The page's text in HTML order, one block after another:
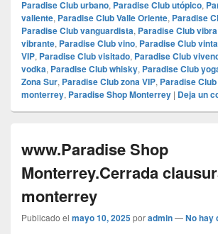
Paradise Club urbano, Paradise Club utópico,
valiente, Paradise Club Valle Oriente, Paradise
Paradise Club vanguardista, Paradise Club vibra
vibrante, Paradise Club vino, Paradise Club
VIP, Paradise Club visitado, Paradise Club
vodka, Paradise Club whisky, Paradise Club
Zona Sur, Paradise Club zona VIP, Paradise
monterrey, Paradise Shop Monterrey | Deja un
www.Paradise Shop
Monterrey.Cerrada
monterrey
Publicado el mayo 10, 2025poradmin—No hay